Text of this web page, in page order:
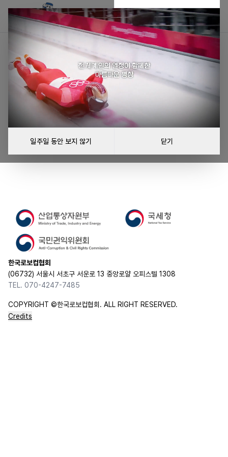
일주일 동안 보지 않기 닫기
공지사항을 불러올 수 없습니다
공지사항을 불러오는 중 오류가 발생했습니다.
다시 시도
한국로보컵협회
(06732) 서울시 서초구 서운로 13 중앙로얄 오피스텔 1308
TEL. 070-4247-7485
COPYRIGHT ©한국로보컵협회. ALL RIGHT RESERVED.
Credits